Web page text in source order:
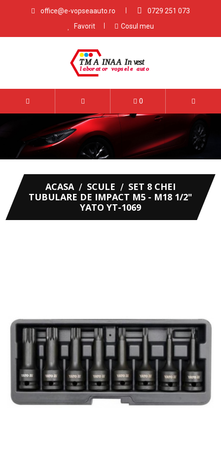
office@e-vopseaauto.ro
0729 251 073
Favorit
Cosul meu
0
ACASA SCULE
SET 8 CHEI
TUBULARE DE IMPACT M5 - M18 1/2"
YATO YT-1069